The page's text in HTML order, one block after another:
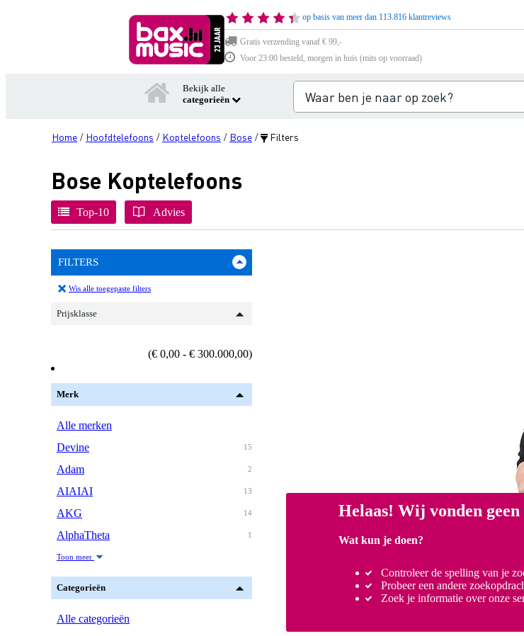
op basis van meer dan 113.816 klantreviews
Gratis verzending vanaf € 99,-
Voor 23:00 besteld, morgen in huis (mits op voorraad)
Bekijk alle
categorieën
Home / Hoofdtelefoons / Koptelefoons / Bose / Filters
Bose Koptelefoons
Top-10 Advies
FILTERS
Wis alle toegepaste filters
Prijsklasse
(€ 0,00 - € 300.000,00)
Merk
Alle merken
15
Devine
2
Adam
13
AIAIAI
14
AKG
1
AlphaTheta
Toon meer
Categorieën
Alle categorieën
Helaas! Wij vonden
Wat kun je doen?
Controleer de spelling van je
Probeer een andere
Zoek je informatie over onze